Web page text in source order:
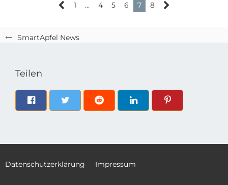
SmartApfel News
1 … 4 5 6 7 8
Teilen
Datenschutzerklärung Impressum